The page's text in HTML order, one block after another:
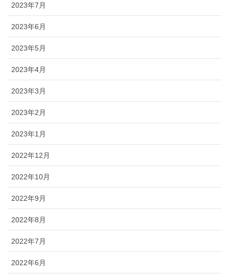
2023年7月
2023年6月
2023年5月
2023年4月
2023年3月
2023年2月
2023年1月
2022年12月
2022年10月
2022年9月
2022年8月
2022年7月
2022年6月